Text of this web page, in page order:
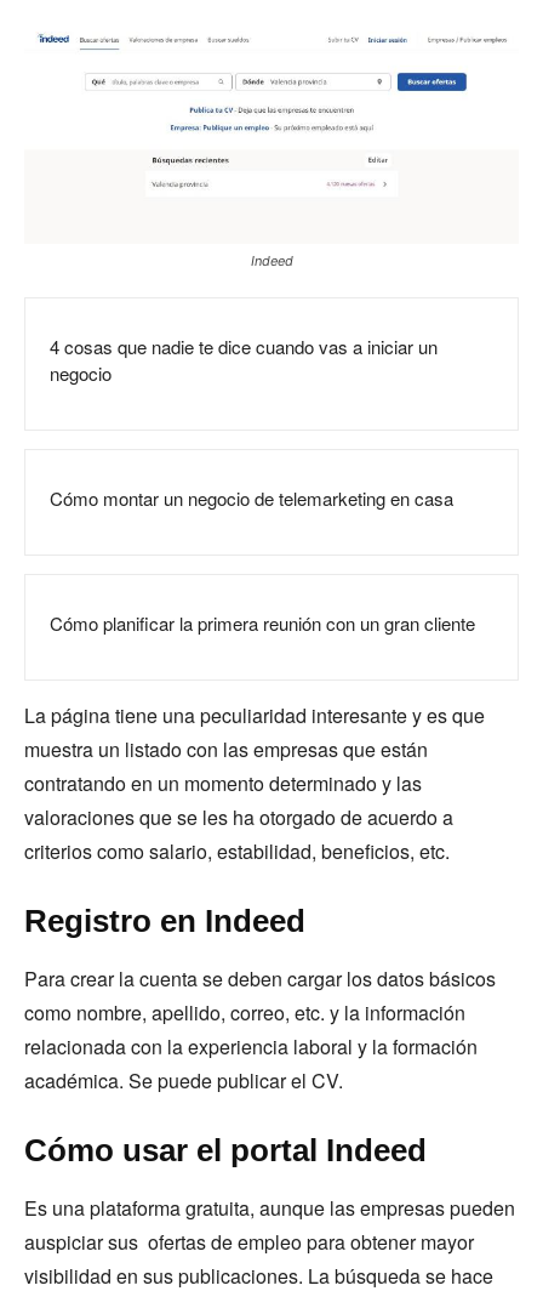
Indeed
4 cosas que nadie te dice cuando vas a iniciar un
negocio
Cómo montar un negocio de telemarketing en casa
Cómo planificar la primera reunión con un gran cliente
La página tiene una peculiaridad interesante y es que
muestra un listado con las empresas que están
contratando en un momento determinado y las
valoraciones que se les ha otorgado de acuerdo a
criterios como salario, estabilidad, beneficios, etc.
Registro en Indeed
Para crear la cuenta se deben cargar los datos básicos
como nombre, apellido, correo, etc. y la información
relacionada con la experiencia laboral y la formación
académica. Se puede publicar el CV.
Cómo usar el portal Indeed
Es una plataforma gratuita, aunque las empresas pueden
auspiciar sus ofertas de empleo para obtener mayor
visibilidad en sus publicaciones. La búsqueda se hace